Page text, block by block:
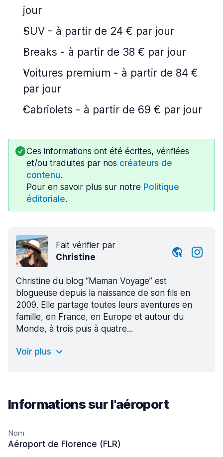
jour
SUV - à partir de 24 € par jour
Breaks - à partir de 38 € par jour
Voitures premium - à partir de 84 €
par jour
Cabriolets - à partir de 69 € par jour
Ces informations ont été écrites, vérifiées
et/ou traduites par nos créateurs de
contenu.
Pour en savoir plus sur notre Politique
éditoriale.
Fait vérifier par
Christine
Christine du blog “Maman Voyage” est
blogueuse depuis la naissance de son fils en
2009. Elle partage toutes leurs aventures en
famille, en France, en Europe et autour du
Monde, à trois puis à quatre...
Voir plus
Informations sur l'aéroport
Nom
Aéroport de Florence (FLR)